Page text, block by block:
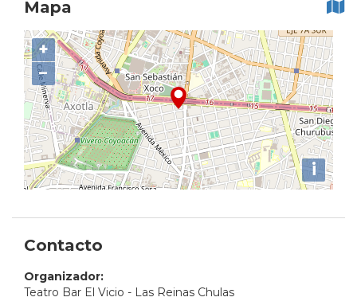
Mapa
+
−
i
Contacto
Organizador:
Teatro Bar El Vicio - Las Reinas Chulas